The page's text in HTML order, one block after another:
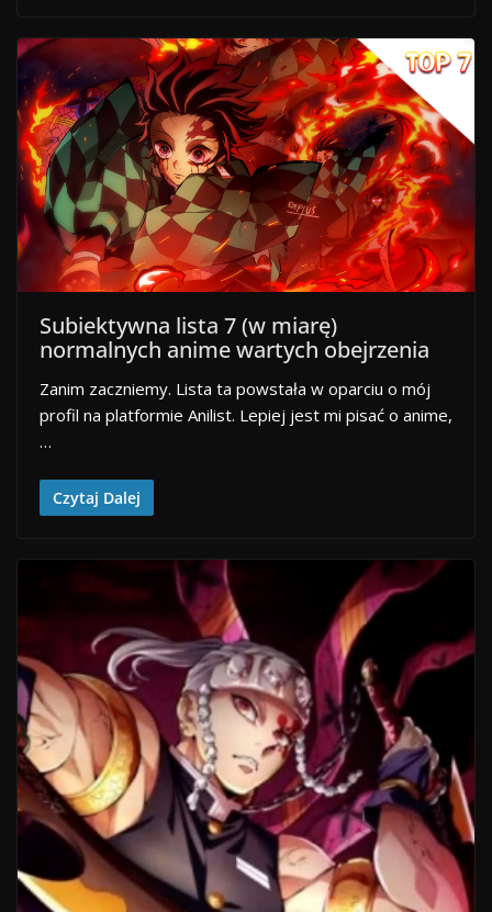
Subiektywna lista 7 (w miarę)
normalnych anime wartych obejrzenia
Zanim zaczniemy. Lista ta powstała w oparciu o mój
profil na platformie Anilist. Lepiej jest mi pisać o anime,
…
Czytaj Dalej